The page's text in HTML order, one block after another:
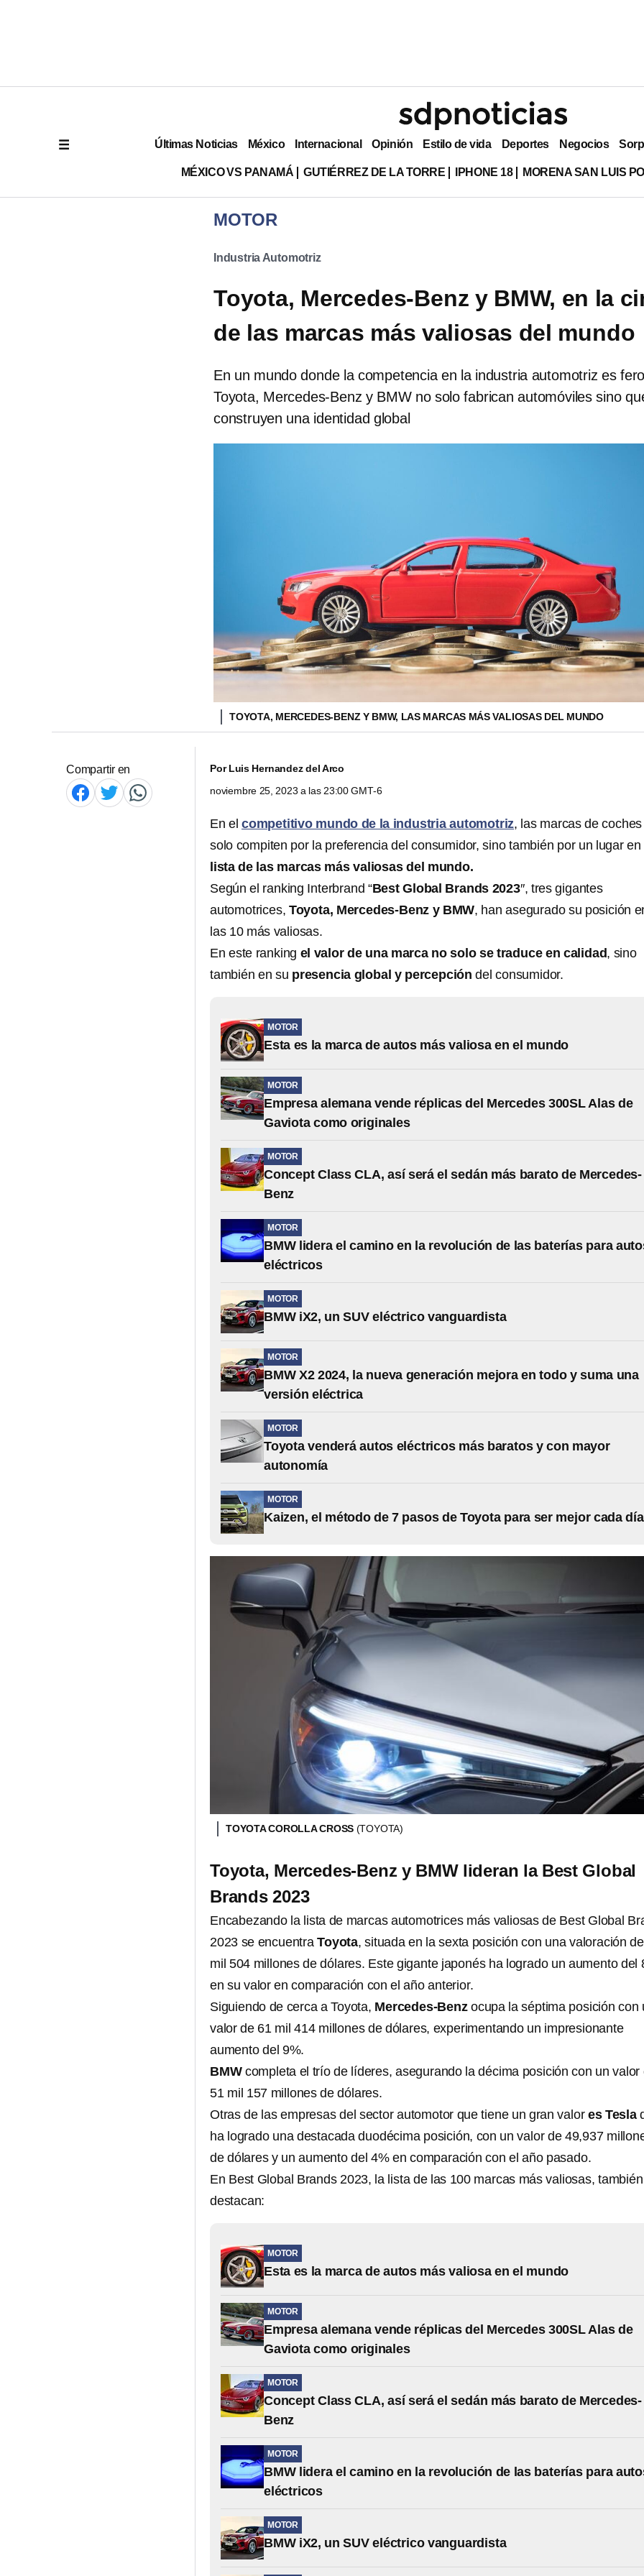
Últimas Noticias México Internacional Opinión Estilo de vida Deportes Negocios
MÉXICO VS PANAMÁ GUTIÉRREZ DE LA TORRE IPHONE 18 MORENA SAN LUIS
MOTOR
Industria Automotriz
Toyota, Mercedes-Benz y BMW, en la
de las marcas más valiosas del mundo
En un mundo donde la competencia en la industria automotriz es
Toyota, Mercedes-Benz y BMW no solo fabrican automóviles sino
construyen una identidad global
TOYOTA, MERCEDES-BENZ Y BMW, LAS MARCAS MÁS VALIOSAS DEL MUNDO
Compartir en PorLuis Hernandez del Arco
noviembre 25, 2023 a las 23:00 GMT-6
En el competitivo mundo de la industria automotriz, las marcas de
solo compiten por la preferencia del consumidor, sino también por un lugar en
lista de las marcas más valiosas del mundo.
Según el ranking Interbrand “Best Global Brands 2023″, tres gigantes
automotrices, Toyota, Mercedes-Benz y BMW, han asegurado su posición
las 10 más valiosas.
En este ranking el valor de una marca no solo se traduce en calidad, sino
también en su presencia global y percepción del consumidor.
MOTOR
Esta es la marca de autos más valiosa en el mundo
MOTOR
Empresa alemana vende réplicas del Mercedes 300SL Alas de
Gaviota como originales
MOTOR
Concept Class CLA, así será el sedán más barato de Mercedes-
Benz
MOTOR
BMW lidera el camino en la revolución de las baterías para
eléctricos
MOTOR
BMW iX2, un SUV eléctrico vanguardista
MOTOR
BMW X2 2024, la nueva generación mejora en todo y suma una
versión eléctrica
MOTOR
Toyota venderá autos eléctricos más baratos y con mayor
autonomía
MOTOR
Kaizen, el método de 7 pasos de Toyota para ser mejor cada día
TOYOTA COROLLA CROSS (TOYOTA)
Toyota, Mercedes-Benz y BMW lideran la Best Global
Brands 2023
Encabezando la lista de marcas automotrices más valiosas de Best Global
2023 se encuentraToyota, situada en la sexta posición con una valoración
mil 504 millones de dólares. Este gigante japonés ha logrado un aumento del
en su valor en comparación con el año anterior.
Siguiendo de cerca a Toyota, Mercedes-Benzocupa la séptima posición con
valor de 61 mil 414 millones de dólares, experimentando un impresionante
aumento del 9%.
BMWcompleta el trío de líderes, asegurando la décima posición con un valor
51 mil 157 millones de dólares.
Otras de las empresas del sector automotor que tiene un gran valor es Tesla
ha logrado una destacada duodécima posición, con un valor de 49,937
de dólares y un aumento del 4% en comparación con el año pasado.
En Best Global Brands 2023, la lista de las 100 marcas más valiosas, también
destacan:
MOTOR
Esta es la marca de autos más valiosa en el mundo
MOTOR
Empresa alemana vende réplicas del Mercedes 300SL Alas de
Gaviota como originales
MOTOR
Concept Class CLA, así será el sedán más barato de Mercedes-
Benz
MOTOR
BMW lidera el camino en la revolución de las baterías para
eléctricos
MOTOR
BMW iX2, un SUV eléctrico vanguardista